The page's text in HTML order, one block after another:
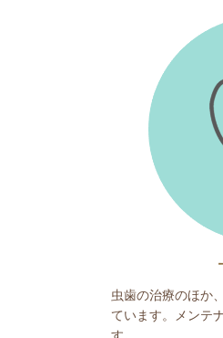
虫歯の治療のほか
ています。メンテ